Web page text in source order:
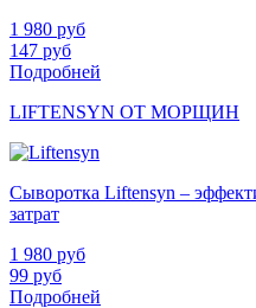
1 980 руб
147 руб
Подробней
LIFTENSYN ОТ МОРЩИН
Сыворотка Liftensyn –
затрат
1 980 руб
99 руб
Подробней